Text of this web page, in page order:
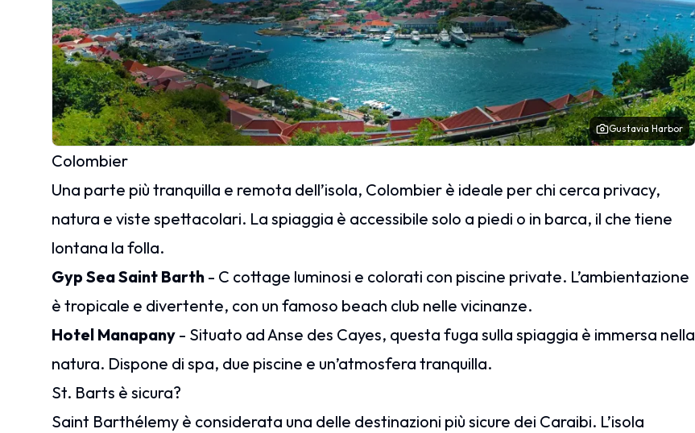
Gustavia Harbor
Colombier
Una parte più tranquilla e remota dell’isola, Colombier è ideale per chi cerca privacy,
natura e viste spettacolari. La spiaggia è accessibile solo a piedi o in barca, il che tiene
lontana la folla.
Gyp Sea Saint Barth - C cottage luminosi e colorati con piscine private. L’ambientazione
è tropicale e divertente, con un famoso beach club nelle vicinanze.
Hotel Manapany - Situato ad Anse des Cayes, questa fuga sulla spiaggia è immersa nella
natura. Dispone di spa, due piscine e un’atmosfera tranquilla.
St. Barts è sicura?
Saint Barthélemy è considerata una delle destinazioni più sicure dei Caraibi. L’isola